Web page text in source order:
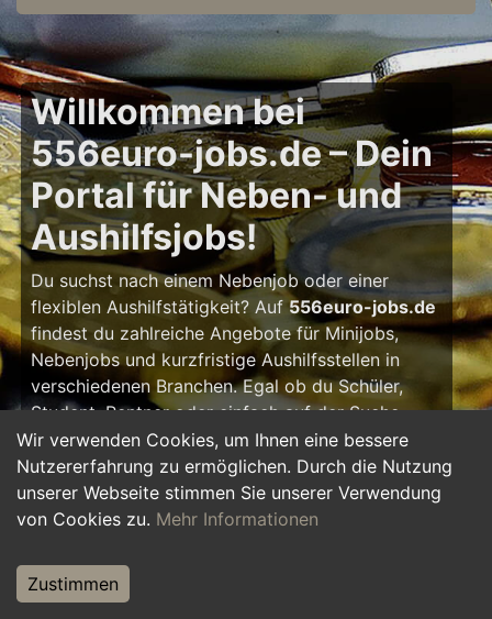
Wir verwenden Cookies, um Ihnen eine bessere
Nutzererfahrung zu ermöglichen. Durch die Nutzung
unserer Webseite stimmen Sie unserer Verwendung
von Cookies zu. Mehr Informationen
Zustimmen
Willkommen bei
556euro-jobs.de – Dein
Portal für Neben- und
Aushilfsjobs!
Du suchst nach einem Nebenjob oder einer
flexiblen Aushilfstätigkeit? Auf556euro-jobs.de
findest du zahlreiche Angebote für Minijobs,
Nebenjobs und kurzfristige Aushilfsstellen in
verschiedenen Branchen. Egal ob du Schüler,
Student, Rentner oder einfach auf der Suche
nach einem kleinen Zusatzverdienst bist – hier
findest du die passende Tätigkeit, die zu deinem
Zeitplan passt.
Ein Nebenjob oder Aushilfsjob bietet viele